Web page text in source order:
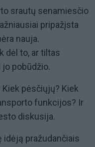
srautų senamiesčio
pripažįsta
nauja.
dėl to, ar tiltas
pobūdžio.
pėsčiųjų? Kiek
funkcijos? Ir
diskusija.
idėją pražudančiais